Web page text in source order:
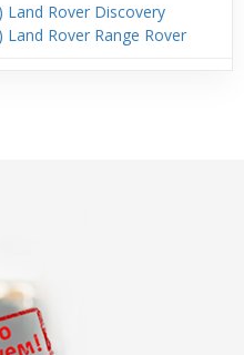
Rover Discovery
Rover Range Rover